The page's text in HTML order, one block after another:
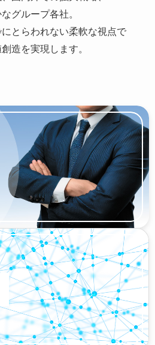
グループ各社。
とらわれない柔軟な視点で
造を実現します。